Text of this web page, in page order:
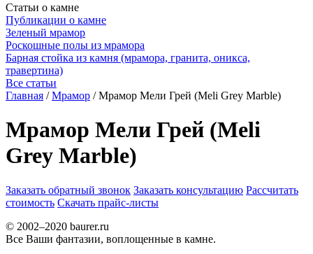
Статьи о камне
Публикации о камне
Зеленый мрамор
Роскошные полы из мрамора
Барная стойка из камня (мрамора, гранита, оникса,
травертина)
Все статьи
Главная / Мрамор / Мрамор Мели Грей (Meli Grey Marble)
Мрамор Мели Грей (Meli
Grey Marble)
Заказать обратный звонок Заказать консультацию Рассчитать
стоимость Скачать прайс-листы
© 2002–2020 baurer.ru
Все Ваши фантазии, воплощенные в камне.